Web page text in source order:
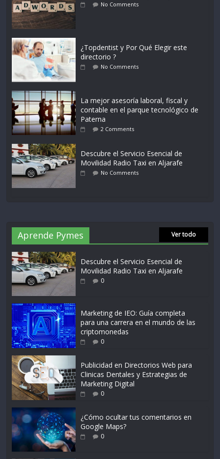
No Comments
¿Topdentist y Por Qué Elegir este
directorio ?
No Comments
La mejor asesoría laboral, fiscal y
contable en el parque tecnológico de
Paterna
2 Comments
Descubre el Servicio Esencial de
Movilidad Radio Taxi en Aljarafe
No Comments
Aprende Pymes Ver todo
Descubre el Servicio Esencial de
Movilidad Radio Taxi en Aljarafe
0
Marketing de IEO: Guía completa
para una carrera en el mundo de las
criptomonedas
0
Publicidad en Directorios Web para
Clinicas Dentales y Estrategias de
Marketing Digital
0
¿Cómo ocultar tus comentarios en
Google Maps?
0